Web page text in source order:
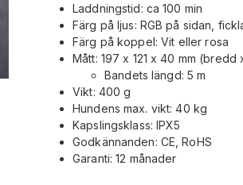
Laddningstid: ca 100 min
Färg på ljus: RGB på sidan,
Färg på koppel: Vit eller rosa
Mått: 197 x 121 x 40 mm
Bandets längd: 5 m
Vikt: 400 g
Hundens max. vikt: 40 kg
Kapslingsklass: IPX5
Godkännanden: CE, RoHS
Garanti: 12 månader